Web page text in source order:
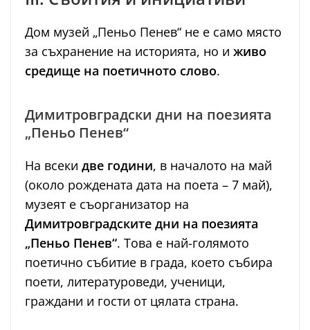
Дом музей „Пеньо Пенев“ не е само място
за съхранение на историята, но и живо
средище на поетичното слово.
Димитровградски дни на поезията
„Пеньо Пенев“
На всеки две години, в началото на май
(около рождената дата на поета – 7 май),
музеят е съорганизатор на
Димитровградските дни на поезията
„Пеньо Пенев“. Това е най-голямото
поетично събитие в града, което събира
поети, литературоведи, ученици,
граждани и гости от цялата страна.